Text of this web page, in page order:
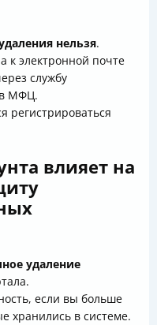
нельзя.
к электронной почте
службу
в МФЦ.
регистрироваться
влияет на
удаление
если вы больше
хранились в системе.